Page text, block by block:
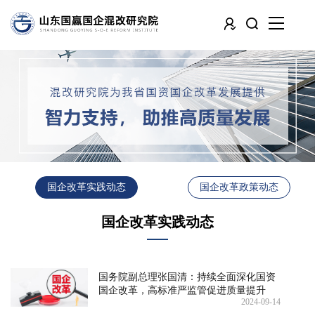
国企改革实践动态 国企改革政策动态
国企改革实践动态
国务院副总理张国清：持续全面深化国资
国企改革，高标准严监管促进质量提升
2024-09-14